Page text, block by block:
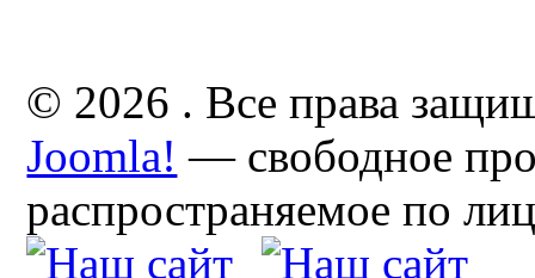
© 2026 . Все права
Joomla! — свободное
распространяемое по